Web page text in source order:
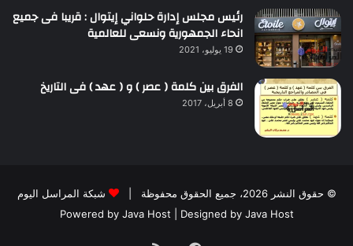
رئيس مجلس إدارة حلواني إيتوال : قريبا فى جميع
انحاء الجمهورية ونسعى للعالمية
19 يوليو، 2021
الفرق بين كلمة ( عصر ) و ( عهد ) فى التاريخ
8 أبريل، 2017
© حقوق النشر 2026، جميع الحقوق محفوظة |
شبكة المراسل اليوم
Powered by Java Host | Designed by Java Host